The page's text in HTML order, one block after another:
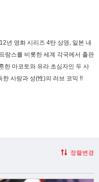
년 영화 시리즈 4탄 상영, 일본 내
랑스를 비롯한 세계 각국에서 출판
한 마코토와 유라.초심자인 두 사
사랑과 성(性)의 러브 코믹 !!
정렬변경